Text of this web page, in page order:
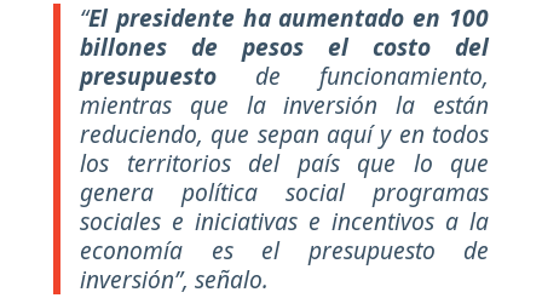
“El presidente ha aumentado en 100
billones de pesos el costo del
presupuesto de funcionamiento,
mientras que la inversión la están
reduciendo, que sepan aquí y en todos
los territorios del país que lo que
genera política social programas
sociales e iniciativas e incentivos a la
economía es el presupuesto de
inversión”, señalo.